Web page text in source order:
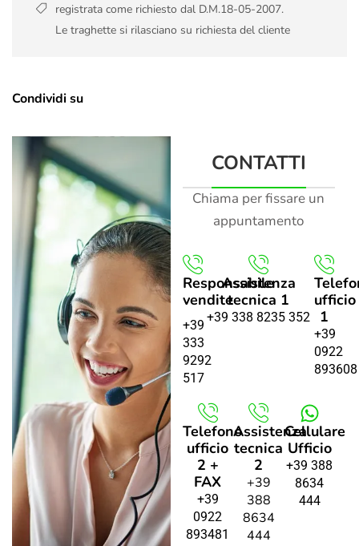
registrata come richiesto dal D.M.18-05-2007.
Le traghette si rilasciano su richiesta del cliente
Condividi su
CONTATTI
Chiama per fissare un
appuntamento
Responsabile
vendite
+39
333
9292
517
Assistenza
tecnica 1
+39 338 8235 352
ufficio
1
+39
0922
893608
Telefono
ufficio
2 +
FAX
+39
0922
893481
Assistenza
tecnica
2
+39
388
8634
444
Cellulare
Ufficio
+39 388
8634
444